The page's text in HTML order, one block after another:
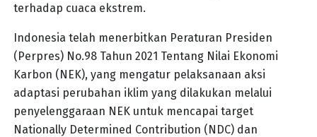
terhadap cuaca ekstrem.
Indonesia telah menerbitkan Peraturan Presiden
(Perpres) No.98 Tahun 2021 Tentang Nilai Ekonomi
Karbon (NEK), yang mengatur pelaksanaan aksi
adaptasi perubahan iklim yang dilakukan melalui
penyelenggaraan NEK untuk mencapai target
Nationally Determined Contribution (NDC) dan